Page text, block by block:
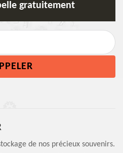
gratuitement
de nos précieux souvenirs.